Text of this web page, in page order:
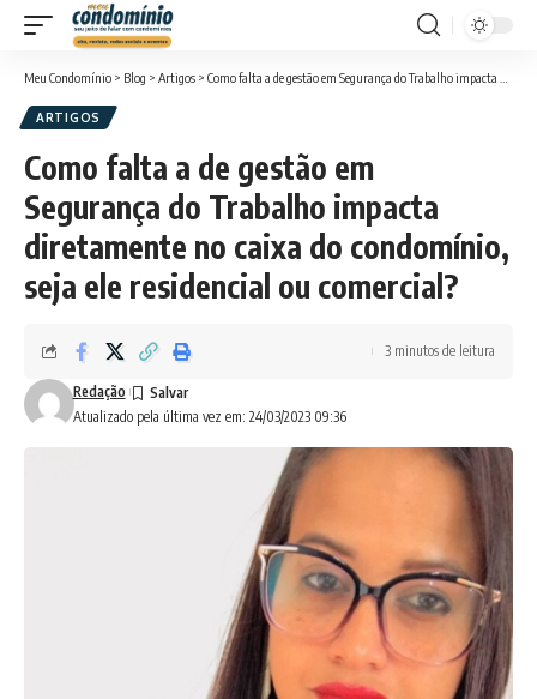
Meu Condomínio > Blog > Artigos > Como falta a de gestão em Segurança do Trabalho impacta diretamente no caixa do condomínio, seja ele residencial ou comercial?
ARTIGOS
Como falta a de gestão em
Segurança do Trabalho impacta
diretamente no caixa do condomínio,
seja ele residencial ou comercial?
Atualizado pela última vez em: 24/03/2023 09:36
Redação
3 minutos de leitura